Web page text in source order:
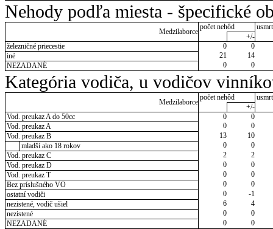
Nehody podľa miesta - špecifické
Medzilaborce
počet nehôd
+/-
železničné priecestie
0
0
iné
21
14
NEZADANÉ
0 0
Kategória vodiča, u vodičov
Medzilaborce
počet nehôd
+/-
Vod. preukaz A do 50cc
0
0
Vod. preukaz A
0
0
Vod. preukaz B
13
10
mladší ako 18 rokov
0
0
Vod. preukaz C
2
2
Vod. preukaz D
0
0
Vod. preukaz T
0
0
Bez príslušného VO
0
0
ostatní vodiči
0
-1
nezistené, vodič ušiel
6
4
nezistené
0
0
NEZADANÉ
0 0